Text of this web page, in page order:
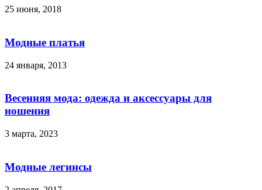
25 июня, 2018
Модные платья
24 января, 2013
Весенняя мода: одежда и аксессуары для
ношения
3 марта, 2023
Модные легинсы